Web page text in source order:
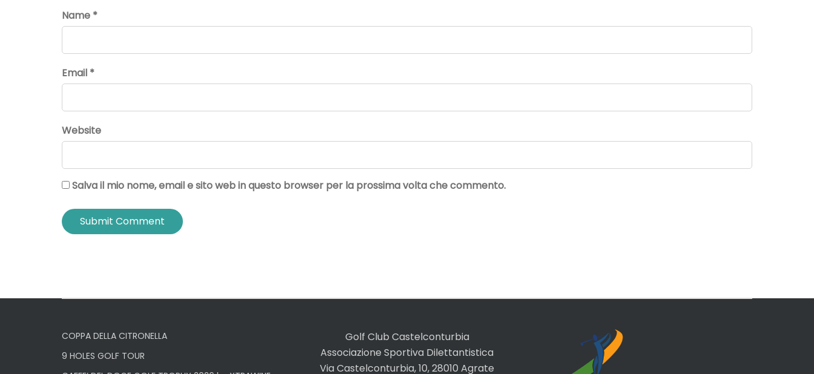
Name *
Email *
Website
Salva il mio nome, email e sito web in questo browser per la prossima volta che commento.
COPPA DELLA CITRONELLA
9 HOLES GOLF TOUR
Golf Club Castelconturbia
Associazione Sportiva Dilettantistica
Via Castelconturbia, 10, 28010 Agrate